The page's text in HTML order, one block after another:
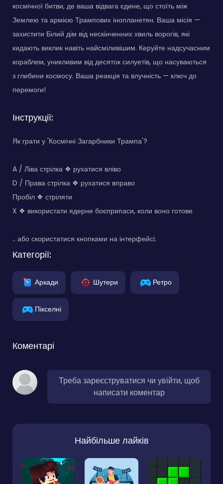
космічної битви, де ваша відвага єдине, що стоїть між
Землею та армією Трампових інопланетян. Ваша місія —
захистити Білий дім від нескінченних хвиль ворогів, які
кидають виклик навіть найсміливішим. Керуйте надсучасним
кораблем, уникливим від десяток силуетів, що насуваються
з глибини космосу. Ваша реакція та влучність — ключ до
перемоги!
Інструкції:
Як грати у 'Космічні Загарбники Трампа'?
A / Ліва стрілка ❖ рухатися вліво
D / Права стрілка ❖ рухатися вправо
Пробіл ❖ стріляти
X ❖ використати ядерне боєприпаси, коли воно готове
.. або скористатися кнопками на інтерфейсі.
Категорії:
Аркади Шутери Ретро
Пікселні
Коментарі
Треба зареєструватися чи увійти, щоб
написати коментар
Найбільше лайків